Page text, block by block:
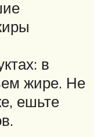
в
жире. Не
ешьте